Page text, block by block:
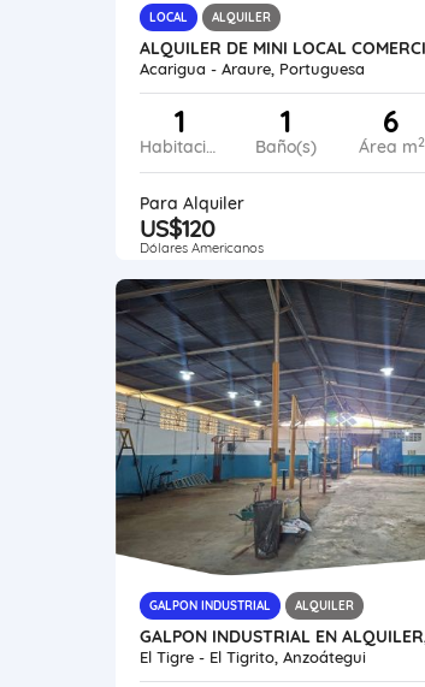
LOCAL ALQUILER
Acarigua - Araure, Portuguesa
1
Habitaciones
1
Baño(s)
6
Área m2
Para Alquiler
US$120
Dólares Americanos
GALPON INDUSTRIAL ALQUILER
El Tigre - El Tigrito, Anzoátegui